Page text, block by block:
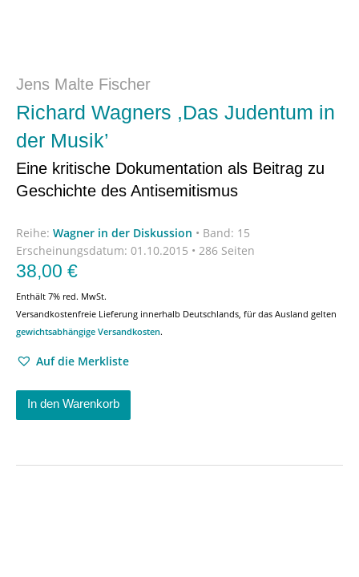
Jens Malte Fischer
Richard Wagners ,Das Judentum in
der Musik’
Eine kritische Dokumentation als Beitrag zu
Geschichte des Antisemitismus
Reihe: Wagner in der Diskussion • Band: 15
Erscheinungsdatum: 01.10.2015 • 286 Seiten
38,00 €
Enthält 7% red. MwSt.
Versandkostenfreie Lieferung innerhalb Deutschlands, für das Ausland gelten
gewichtsabhängige Versandkosten.
Auf die Merkliste
In den Warenkorb